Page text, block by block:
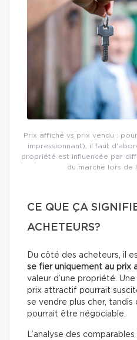
Prix affiché vs prix vendu :
impressionnant), il faut
propriété est influencée par
du marché lors de
CE QUE ÇA
ACHETEURS?
Du côté des acheteurs, il
se fier uniquement au prix
valeur d’une propriété.
prix attractif pourrait
se vendre plus cher, tandis
pourrait être négociable.
L’analyse des